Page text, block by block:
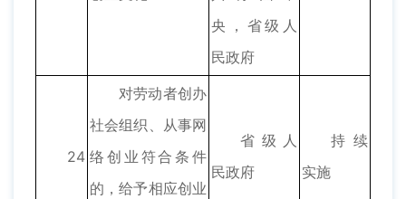
央，省级人
民政府
24
对劳动者创办
社会组织、从事网
络创业符合条件
的，给予相应创业
省级人
民政府
持续
实施